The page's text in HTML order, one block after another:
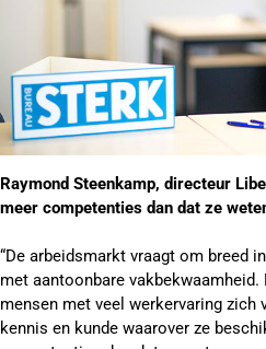
Raymond Steenkamp, directeur
meer competenties dan dat ze
“De arbeidsmarkt vraagt om breed
met aantoonbare
mensen met veel werkervaring zich
kennis en kunde waarover ze